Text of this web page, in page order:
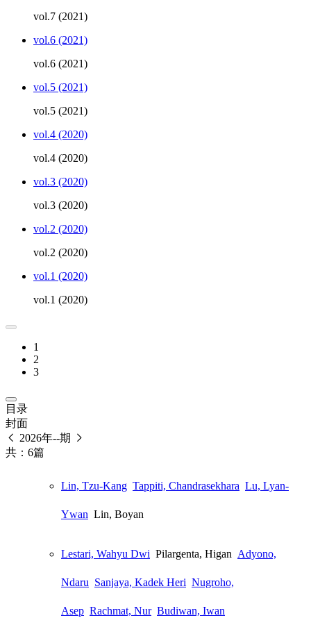
vol.7 (2021)
vol.6 (2021)
vol.6 (2021)
vol.5 (2021)
vol.5 (2021)
vol.4 (2020)
vol.4 (2020)
vol.3 (2020)
vol.3 (2020)
vol.2 (2020)
vol.2 (2020)
vol.1 (2020)
vol.1 (2020)
1
2
3
目录
封面
2026年--期
共：6篇
Lin, Tzu-Kang Tappiti, Chandrasekhara Lu, Lyan-
Ywan Lin, Boyan
Lestari, Wahyu Dwi Pilargenta, Higan Adyono,
Ndaru Sanjaya, Kadek Heri Nugroho,
Asep Rachmat, Nur Budiwan, Iwan